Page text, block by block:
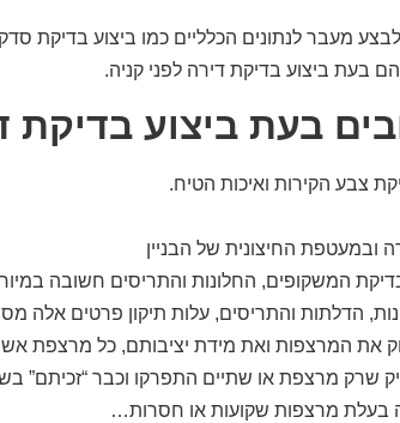
מעבר לנתונים הכלליים כמו ביצוע בדיקת
בעת ביצוע בדיקת דירה לפני קניה.
בעת ביצוע בדיקת
צבע הקירות ואיכות הטיח.
ובמעטפת החיצונית של הבניין
המשקופים, החלונות והתריסים חשובה
הדלתות והתריסים, עלות תיקון פרטים אלה
את המרצפות ואת מידת יציבותם, כל מרצפת
שרק מרצפת או שתיים התפרקו וכבר “זכיתם”
בעלת מרצפות שקועות או חסרות…